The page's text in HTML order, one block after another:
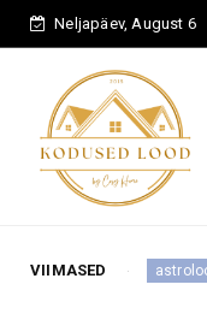
Neljapäev, August 6
VIIMASED
astroloogia Nende